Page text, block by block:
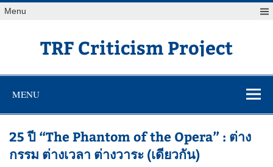
Skip
toMenu
TRF Criticism Project
MENU
25 ปี “The Phantom of the Opera” : ต่าง
กรรม ต่างเวลา ต่างวาระ (เดียวกัน)